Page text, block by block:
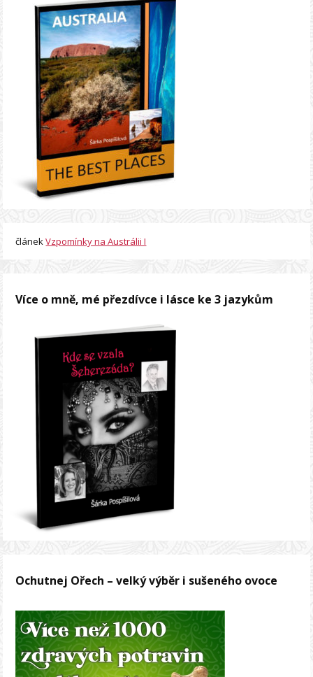
článekVzpomínky na Austrálii I
Více o mně, mé přezdívce i lásce ke 3 jazykům
Ochutnej Ořech – velký výběr i sušeného ovoce